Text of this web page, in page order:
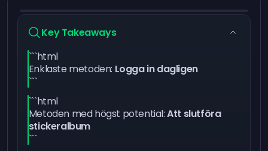
Key Takeaways
```html
Enklaste metoden: Logga in dagligen
```
```html
Metoden med högst potential:Att slutföra
stickeralbum
```